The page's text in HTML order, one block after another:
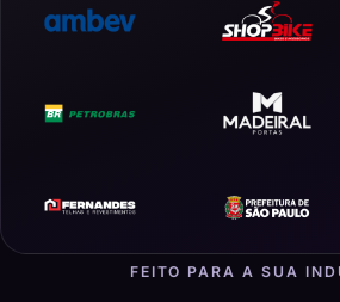
FEITO PARA A SUA